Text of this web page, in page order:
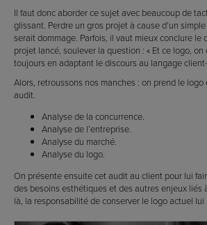
Il faut donc aborder ce sujet avec beaucoup de
glissant. Perdre un gros projet à cause d’un
serait dommage. Parfois, il vaut mieux conclure le
projet lancé, soulever la question : « Et ce logo, on
toujours en adaptant le discours au langage
Alors, retroussons nos manches : on prend le
audit.
Analyse de la concurrence.
Analyse de l’entreprise.
Analyse du marché.
Analyse du logo.
On présente ensuite cet audit au client pour lui
des besoins esthétiques et des autres enjeux liés
là, la responsabilité de conserver le logo actuel lui